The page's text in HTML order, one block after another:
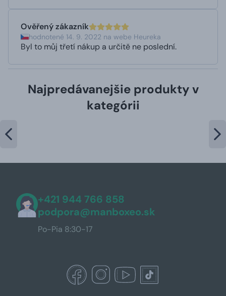
Ověřený zákazník
hodnotené 14. 9. 2022 na webe Heureka
Byl to můj třetí nákup a určitě ne poslední.
Najpredávanejšie produkty v
kategórii
+421 944 766 858
podpora@manboxeo.sk
Po-Pia 8:30-17